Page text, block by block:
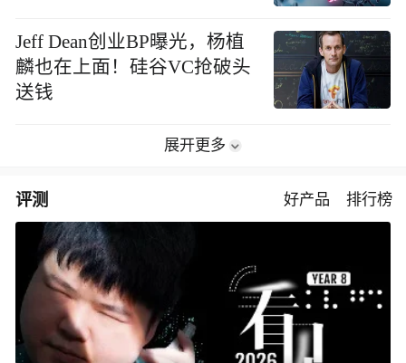
Jeff Dean创业BP曝光，杨植
麟也在上面！硅谷VC抢破头
送钱
展开更多
评测 好产品 排行榜